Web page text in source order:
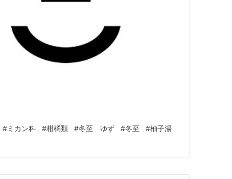
#ミカン科 #柑橘類 #冬至 ゆず #冬至 #柚子湯